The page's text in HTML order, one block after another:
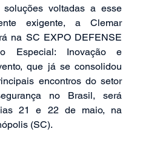
soluções voltadas a esse
exigente, a Clemar
na SC EXPO DEFENSE
Especial: Inovação e
que já se consolidou
encontros do setor
no Brasil, será
21 e 22 de maio, na
(SC).